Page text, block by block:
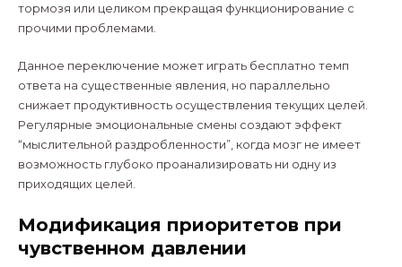
тормозя или целиком прекращая функционирование с
прочими проблемами.
Данное переключение может играть бесплатно темп
ответа на существенные явления, но параллельно
снижает продуктивность осуществления текущих целей.
Регулярные эмоциональные смены создают эффект
“мыслительной раздробленности”, когда мозг не имеет
возможность глубоко проанализировать ни одну из
приходящих целей.
Модификация приоритетов при
чувственном давлении